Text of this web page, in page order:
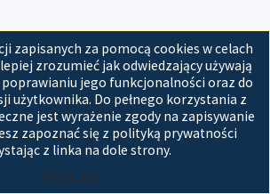
zapisanych za pomocą cookies w celach
zrozumieć jak odwiedzający używają
jego funkcjonalności oraz do
użytkownika. Do pełnego korzystania z
jest wyrażenie zgody na zapisywanie
zapoznać się z polityką prywatności
z linka na dole strony.
Akceptuję